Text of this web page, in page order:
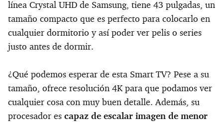
línea Crystal UHD de Samsung, tiene 43 pulgadas, un
tamaño compacto que es perfecto para colocarlo en
cualquier dormitorio y así poder ver pelis o series
justo antes de dormir.
¿Qué podemos esperar de esta Smart TV? Pese a su
tamaño, ofrece resolución 4K para que podamos ver
cualquier cosa con muy buen detalle. Además, su
procesador es capaz de escalar imagen de menor